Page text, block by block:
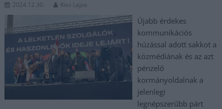
2024.12.30. Kiss Lajos
Újabb érdekes
kommunikációs
húzással adott sakkot a
közmédiának és az azt
pénzelő
kormányoldalnak a
jelenlegi
legnépszerűbb párt